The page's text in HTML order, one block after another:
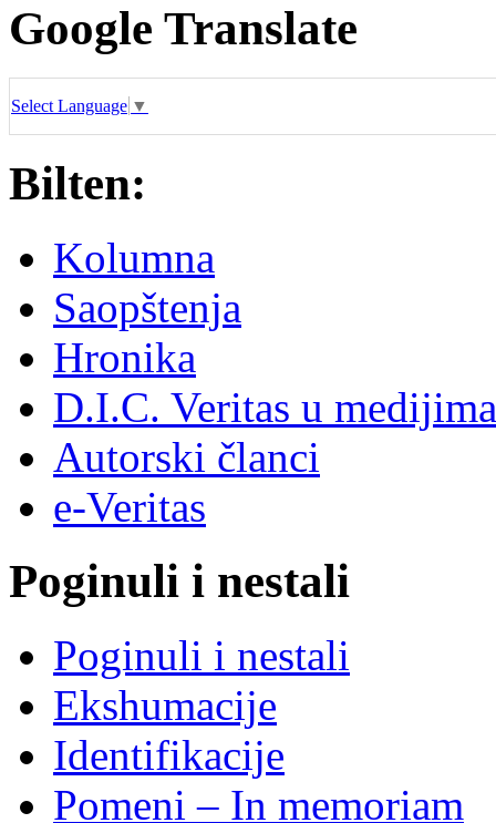
Google Translate
Select Language ▼
Bilten:
Kolumna
Saopštenja
Hronika
D.I.C. Veritas u medijima
Autorski članci
e-Veritas
Poginuli i nestali
Poginuli i nestali
Ekshumacije
Identifikacije
Pomeni – In memoriam